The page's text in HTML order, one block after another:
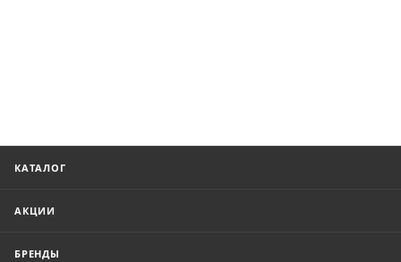
КАТАЛОГ
АКЦИИ
БРЕНДЫ